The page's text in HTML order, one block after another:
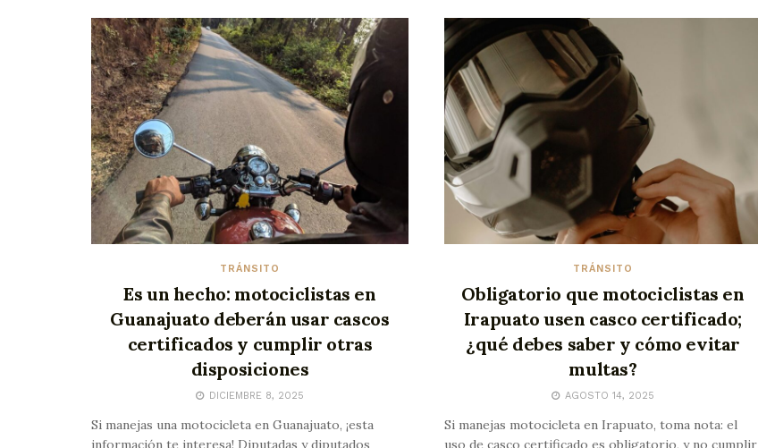
TRÁNSITO
Es un hecho: motociclistas en
Guanajuato deberán usar cascos
certificados y cumplir otras
disposiciones
DICIEMBRE 8, 2025
Si manejas una motocicleta en Guanajuato, ¡esta
TRÁNSITO
Obligatorio que motociclistas en
Irapuato usen casco certificado;
¿qué debes saber y cómo evitar
multas?
AGOSTO 14, 2025
Si manejas motocicleta en Irapuato, toma nota: el